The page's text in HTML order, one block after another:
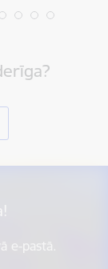
e-pastā.